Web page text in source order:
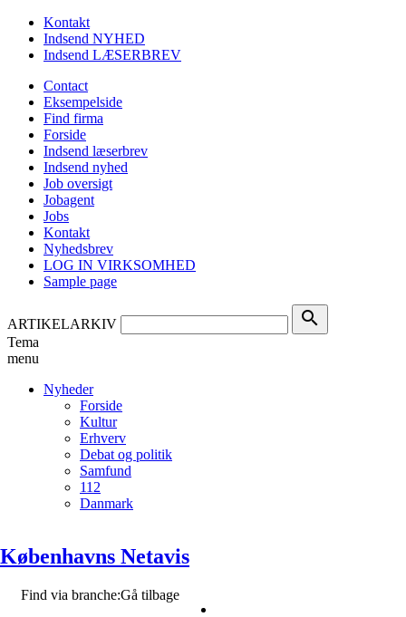
Kontakt
Indsend NYHED
Indsend LÆSERBREV
Contact
Eksempelside
Find firma
Forside
Indsend læserbrev
Indsend nyhed
Job oversigt
Jobagent
Jobs
Kontakt
Nyhedsbrev
LOG IN VIRKSOMHED
Sample page
ARTIKELARKIV search
Tema
menu
Nyheder
Forside
Kultur
Erhverv
Debat og politik
Samfund
112
Danmark
Københavns Netavis
Find via branche:Gå tilbage